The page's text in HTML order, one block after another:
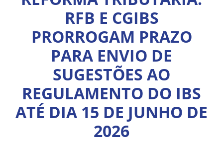
RFB E CGIBS
PRORROGAM PRAZO
PARA ENVIO DE
SUGESTÕES AO
REGULAMENTO DO IBS
ATÉ DIA 15 DE JUNHO DE
2026